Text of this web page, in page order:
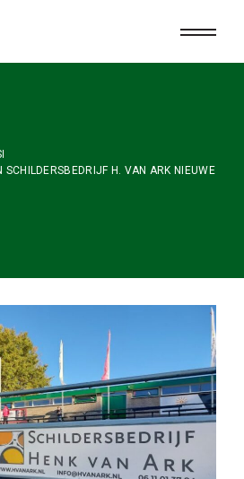
SCHILDERSBEDRIJF H. VAN ARK NIEUWE